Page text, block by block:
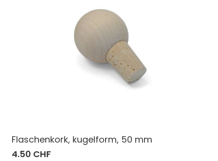
Flaschenkork, kugelform, 50 mm
4.50 CHF